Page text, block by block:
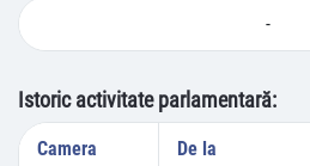
-
Istoric activitate parlamentară:
Camera De la